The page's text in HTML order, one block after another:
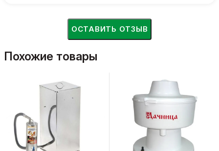
ОСТАВИТЬ ОТЗЫВ
Похожие товары